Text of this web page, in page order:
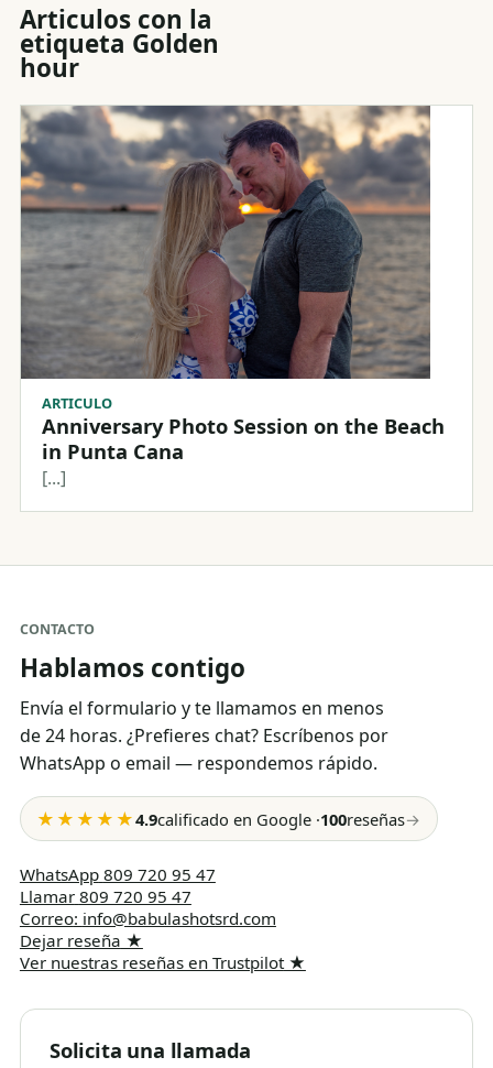
Articulos con la
etiqueta Golden
hour
ARTICULO
Anniversary Photo Session on the Beach
in Punta Cana
[...]
CONTACTO
Hablamos contigo
Envía el formulario y te llamamos en menos
de 24 horas. ¿Prefieres chat? Escríbenos por
WhatsApp o email — respondemos rápido.
★★★★★4.9calificado en Google ·100reseñas→
WhatsApp 809 720 95 47
Llamar 809 720 95 47
Correo: info@babulashotsrd.com
Dejar reseña ★
Ver nuestras reseñas en Trustpilot★
Solicita una llamada